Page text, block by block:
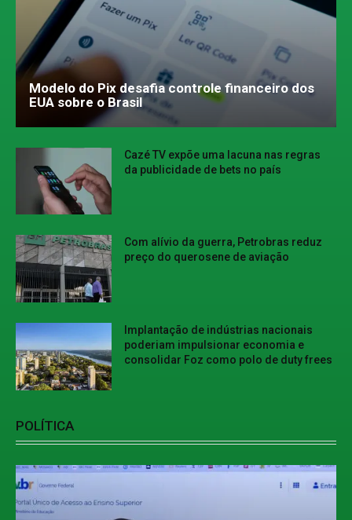
Modelo do Pix desafia controle financeiro dos
EUA sobre o Brasil
Cazé TV expõe uma lacuna nas regras
da publicidade de bets no país
Com alívio da guerra, Petrobras reduz
preço do querosene de aviação
Implantação de indústrias nacionais
poderiam impulsionar economia e
consolidar Foz como polo de duty frees
POLÍTICA